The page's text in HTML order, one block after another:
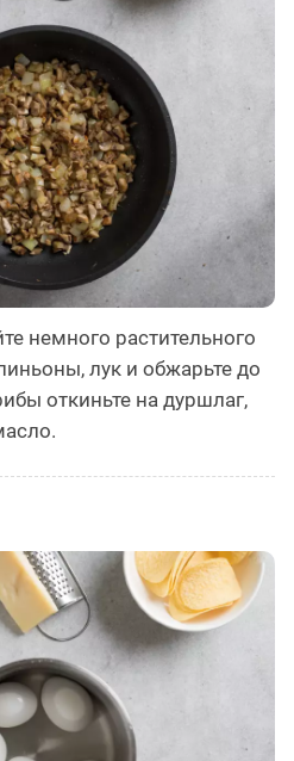
немного растительного
лук и обжарьте до
откиньте на дуршлаг,